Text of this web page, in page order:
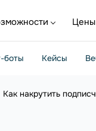
Цены
боты Кейсы
Как накрутить